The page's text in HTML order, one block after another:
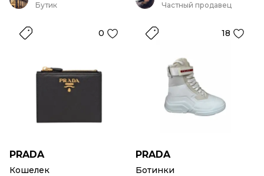
Бутик
0
PRADA
Кошелек
Частный продавец
18
PRADA
Ботинки